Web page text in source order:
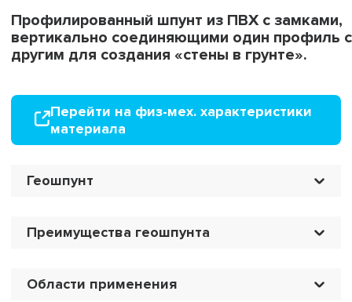
Профилированный шпунт из ПВХ с замками,
вертикально соединяющими один профиль с
другим для создания «стены в грунте».
Перейти на физ-мех. характеристики
материала
Геошпунт
Преимущества геошпунта
Области применения